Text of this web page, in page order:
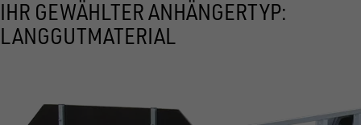
IHR GEWÄHLTER ANHÄNGERTYP:
LANGGUTMATERIAL